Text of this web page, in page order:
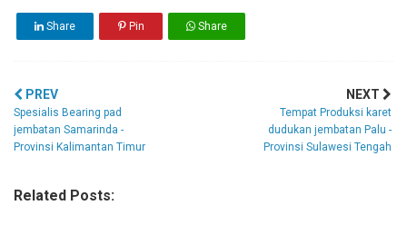
Share Pin Share
PREV
Spesialis Bearing pad
jembatan Samarinda -
Provinsi Kalimantan Timur
NEXT
Tempat Produksi karet
dudukan jembatan Palu -
Provinsi Sulawesi Tengah
Related Posts: